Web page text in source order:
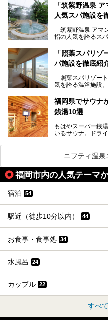
そんな福岡市は、
れるリゾート気分
いスーパー銭湯を
「筑紫野温泉
人気スパ施設を
「筑紫野温泉 ア
指の人気を誇るス
入浴客で賑わって
そこで今回は、ニ
ーム・併設するレ
介します！
「照葉スパリ
パ施設を徹底紹
「照葉スパリゾー
気を誇る温浴施設
常連客で賑わって
そこで今回は、ニ
ューズメント・宿
る全貌と魅力を徹
福岡県でサウナ
銭湯10選
もはやスーパー銭
いるサウナ。ドラ
ペース、ロウリュ
が充実した施設も
今回はそんなサウ
泉・銭湯・スパを
ニフティ温
福岡市内の人気テーマ
宿泊 54
駅近（徒歩10分以内） 44
お食事・食事処 34
水風呂 24
カップル 22
すべ